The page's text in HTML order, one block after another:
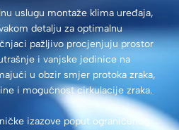
uslugu montaže klima uređaja,
detalju za optimalnu
pažljivo procjenjuju prostor
i vanjske jedinice na
u obzir smjer protoka zraka,
i mogućnost cirkulacije zraka.
izazove poput ograničenog